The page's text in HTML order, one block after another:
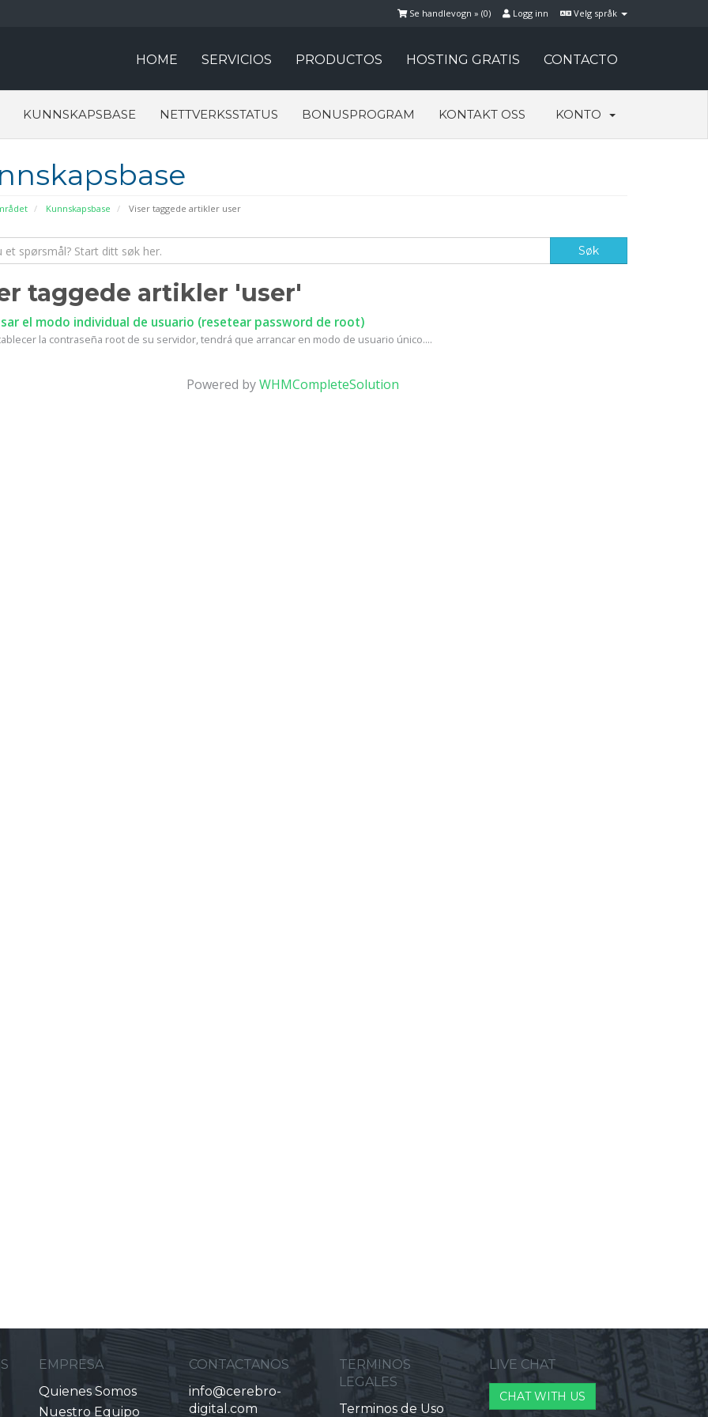
Velg språk
Logg inn
Se handlevogn » (0)
HOME SERVICIOS PRODUCTOS HOSTING GRATIS CONTACTO
KUNNSKAPSBASE NETTVERKSSTATUS BONUSPROGRAM KONTAKT OSS KONTO
Kunnskapsbase Viser taggede artikler user
taggede artikler 'user'
el modo individual de usuario (resetear password de root)
la contraseña root de su servidor, tendrá que arrancar en modo de usuario único....
Powered byWHMCompleteSolution
EMPRESA
Quienes Somos
Nuestro Equipo
CONTACTANOS
info@cerebro-
digital.com
TERMINOS
LEGALES
Terminos de Uso
LIVE CHAT
CHAT WITH US